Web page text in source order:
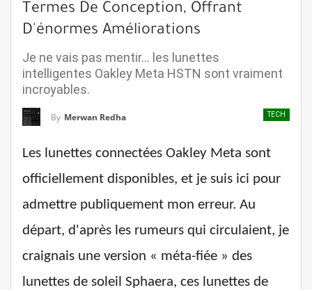
Termes De Conception, Offrant
D'énormes Améliorations
Je ne vais pas mentir... les lunettes
intelligentes Oakley Meta HSTN sont vraiment
incroyables.
TECH
By Merwan Redha
Les lunettes connectées Oakley Meta sont
officiellement disponibles, et je suis ici pour
admettre publiquement mon erreur. Au
départ, d'après les rumeurs qui circulaient, je
craignais une version « méta-fiée » des
lunettes de soleil Sphaera, ces lunettes de